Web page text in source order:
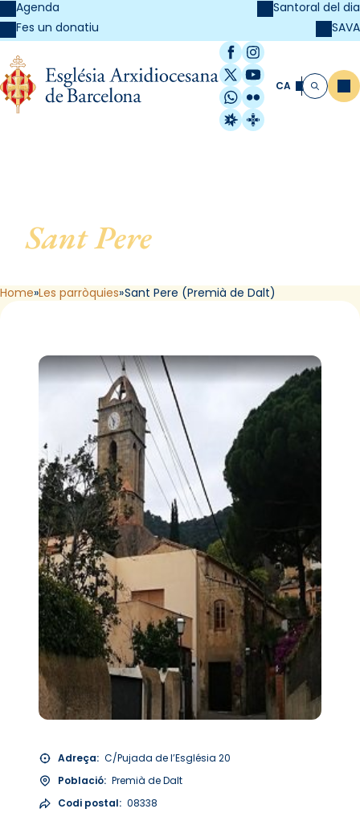
Agenda
Fes un donatiu
Santoral del dia
SAVA
Facebook
Instagram
X / Twitter
YouTube
WhatsApp
Flickr
Radio Estel
Catalunya
CA Cerca
Sant Pere
Home Les parròquies Sant Pere (Premià de Dalt)
Adreça: C/Pujada de l’Església 20
Població: Premià de Dalt
Codi postal: 08338